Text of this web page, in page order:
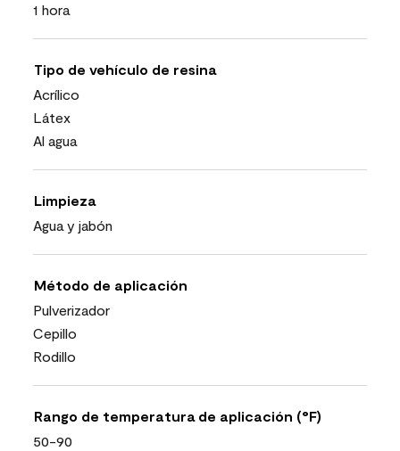
1 hora
Tipo de vehículo de resina
Acrílico
Látex
Al agua
Limpieza
Agua y jabón
Método de aplicación
Pulverizador
Cepillo
Rodillo
Rango de temperatura de aplicación (°F)
50-90